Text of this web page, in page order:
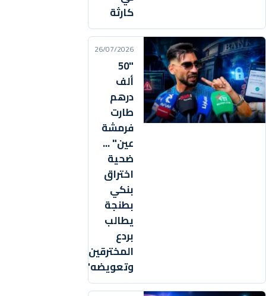
كارثة
26/07/2026
"50
ألف
درهم
طارت
فرمشة
عين" ...
ضحية
اختراق
بنكي
بطنجة
يطالب
بردع
المخترقين
وتعويضه"